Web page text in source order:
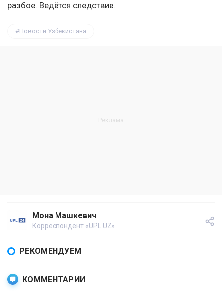
разбое. Ведётся следствие.
Новости Узбекистана
Мона Машкевич
Корреспондент «UPL.UZ»
РЕКОМЕНДУЕМ
КОММЕНТАРИИ